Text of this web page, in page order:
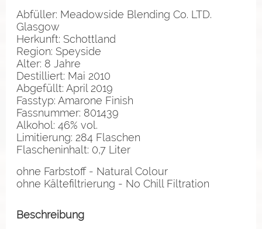
Abfüller: Meadowside Blending Co. LTD.
Glasgow
Herkunft: Schottland
Region: Speyside
Alter: 8 Jahre
Destilliert: Mai 2010
Abgefüllt: April 2019
Fasstyp: Amarone Finish
Fassnummer: 801439
Alkohol: 46% vol.
Limitierung: 284 Flaschen
Flascheninhalt: 0,7 Liter
ohne Farbstoff - Natural Colour
ohne Kältefiltrierung - No Chill Filtration
Beschreibung